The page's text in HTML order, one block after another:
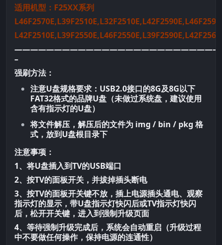
适用机型： F25XX系列
–
强刷方法：
注意U盘规格要求：USB2.0接口的8G及8G以下
FAT32格式的品牌U盘（未做过系统盘，建议使用
含有指示灯的U盘）
将文件解压，解压后的文件为 img / bin / pkg 格
式，放到U盘根目录下
注意事项：
1、将U盘插入到TV的USB端口
2、按TV的面板开关，并拔掉插头断电
3、按TV的面板开关键不放，插上电源插头通电、观察
指示灯的显示，带U盘指示灯快闪后或TV指示灯快闪
后，松开开关键，进入到强制升级页面
4、等待强制升级完成后，系统会自动重启（升级过程
中不要做任何操作，保持电源的连通性）